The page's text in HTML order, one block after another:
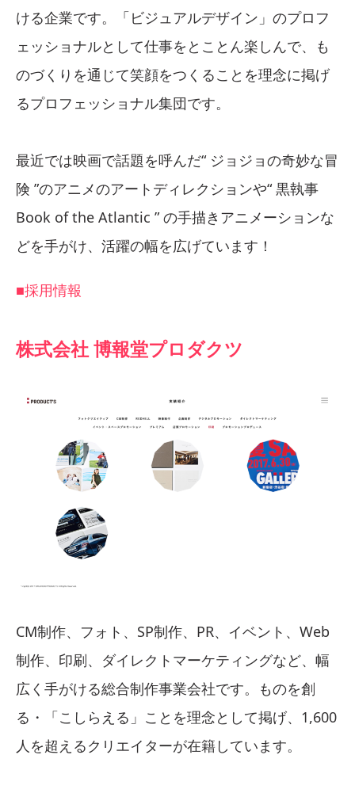
ける企業です。「ビジュアルデザイン」のプロフ
ェッショナルとして仕事をとことん楽しんで、も
のづくりを通じて笑顔をつくることを理念に掲げ
るプロフェッショナル集団です。
最近では映画で話題を呼んだ“ ジョジョの奇妙な冒
険 ”のアニメのアートディレクションや“ 黒執事
Book of the Atlantic ” の手描きアニメーションな
どを手がけ、活躍の幅を広げています！
■採用情報
株式会社 博報堂プロダクツ
CM制作、フォト、SP制作、PR、イベント、Web
制作、印刷、ダイレクトマーケティングなど、幅
広く手がける総合制作事業会社です。ものを創
る・「こしらえる」ことを理念として掲げ、1,600
人を超えるクリエイターが在籍しています。